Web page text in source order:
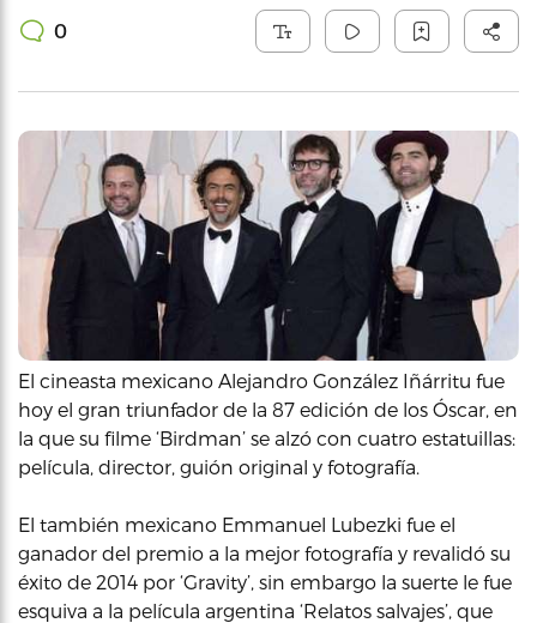
0
El cineasta mexicano Alejandro González Iñárritu fue
hoy el gran triunfador de la 87 edición de los Óscar, en
la que su filme ‘Birdman’ se alzó con cuatro estatuillas:
película, director, guión original y fotografía.
El también mexicano Emmanuel Lubezki fue el
ganador del premio a la mejor fotografía y revalidó su
éxito de 2014 por ‘Gravity’, sin embargo la suerte le fue
esquiva a la película argentina ‘Relatos salvajes’, que